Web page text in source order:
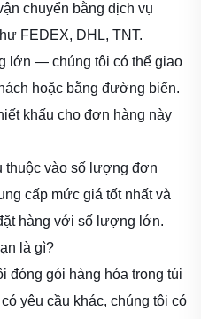
chuyển bằng dịch vụ
FEDEX, DHL, TNT.
lớn — chúng tôi có thể giao
hoặc bằng đường biển.
khấu cho đơn hàng này
thuộc vào số lượng đơn
cấp mức giá tốt nhất và
hàng với số lượng lớn.
là gì?
đóng gói hàng hóa trong túi
yêu cầu khác, chúng tôi có